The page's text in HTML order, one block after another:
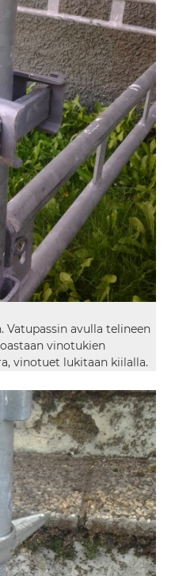
Vatupassin avulla telineen
vinotukien
vinotuet lukitaan kiilalla.